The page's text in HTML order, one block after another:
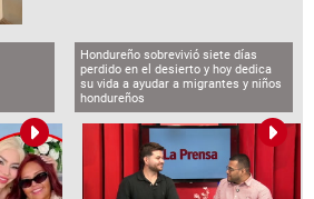
Hondureño sobrevivió siete días
perdido en el desierto y hoy dedica
su vida a ayudar a migrantes y niños
hondureños